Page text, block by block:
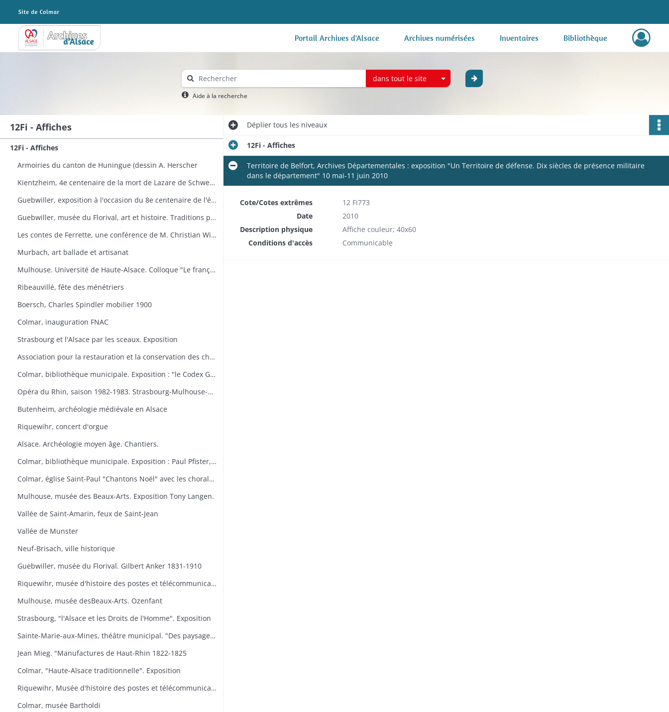
Archives Alsace - Colmar Portail Archives d'Alsace Archives numérisées Inventaires Bibliothèque
dans tout le site
Aide à la recherche
12Fi - Affiches
12Fi - Affiches
Armoiries du canton de Huningue (dessin A. Herscher
Kientzheim, 4e centenaire de la mort de Lazare de Schwendi
Guebwiller, exposition à l'occasion du 8e centenaire de l'église Saint-Léger
Guebwiller, musée du Florival, art et histoire. Traditions populaires céramiques de Théodore Deck
Les contes de Ferrette, une conférence de M. Christian Wilsdorf.
Murbach, art ballade et artisanat
Mulhouse. Université de Haute-Alsace. Colloque "Le français en Alsace
Ribeauvillé, fête des ménétriers
Boersch, Charles Spindler mobilier 1900
Colmar, inauguration FNAC
Strasbourg et l'Alsace par les sceaux. Exposition
Association pour la restauration et la conservation des châteaux du canton de Wintzenheim. "Portes ouvertes au Plixbourg
Colmar, bibliothèque municipale. Exposition : "le Codex Guta Sintram et le monde des couvents de Marbach et de Schwartzenthann
Opéra du Rhin, saison 1982-1983. Strasbourg-Mulhouse-Colmar
Butenheim, archéologie médiévale en Alsace
Riquewihr, concert d'orgue
Alsace. Archéologie moyen âge. Chantiers.
Colmar, bibliothèque municipale. Exposition : Paul Pfister, ex-libris e travaux littéraires.
Colmar, église Saint-Paul "Chantons Noël" avec les chorales "A Cœur Joie" de Colmar, la cantilene, la chanterie de l'école nationale de musique et les chorales scolaires d'Ingersheim.
Mulhouse, musée des Beaux-Arts. Exposition Tony Langen.
Vallée de Saint-Amarin, feux de Saint-Jean
Vallée de Munster
Neuf-Brisach, ville historique
Guebwiller, musée du Florival. Gilbert Anker 1831-1910
Riquewihr, musée d'histoire des postes et télécommunications, dernières acquisitions
Mulhouse, musée desBeaux-Arts. Ozenfant
Strasbourg, "l'Alsace et les Droits de l'Homme". Exposition
Sainte-Marie-aux-Mines, théâtre municipal. "Des paysages, des hommes, des traditions
Jean Mieg. "Manufactures de Haut-Rhin 1822-1825
Colmar, "Haute-Alsace traditionnelle". Exposition
Riquewihr, Musée d'histoire des postes et télécommunications. "Facteur ? L'Europe s'il-vous-plaît
Colmar, musée Bartholdi
Dépliertous les niveaux
12Fi - Affiches
Territoire de Belfort, Archives Départementales : exposition "Un Territoire de défense. Dix siècles de présence militaire
dans le département" 10 mai-11 juin 2010
Cote/Cotes extrêmes
12 Fi773
Date
2010
Description physique
Affiche couleur; 40x60
Conditions d'accès
Communicable